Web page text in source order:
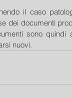
il caso
dei documenti
sono quindi
nuovi.